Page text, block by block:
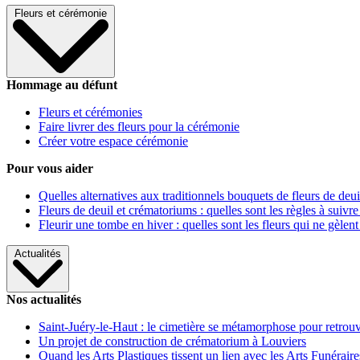
Fleurs et cérémonie
Hommage au défunt
Fleurs et cérémonies
Faire livrer des fleurs pour la cérémonie
Créer votre espace cérémonie
Pour vous aider
Quelles alternatives aux traditionnels bouquets de fleurs de
Fleurs de deuil et crématoriums : quelles sont les règles à
Fleurir une tombe en hiver : quelles sont les fleurs qui ne gèlent
Actualités
Nos actualités
Saint-Juéry-le-Haut : le cimetière se métamorphose pour
Un projet de construction de crématorium à Louviers
Quand les Arts Plastiques tissent un lien avec les Arts